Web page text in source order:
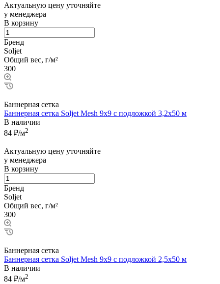
Актуальную цену уточняйте
у менеджера
В корзину
Бренд
Soljet
Общий вес, г/м²
300
Баннерная сетка
Баннерная сетка Soljet Mesh 9х9 с подложкой 3,2x50 м
В наличии
84 ₽/м2
Актуальную цену уточняйте
у менеджера
В корзину
Бренд
Soljet
Общий вес, г/м²
300
Баннерная сетка
Баннерная сетка Soljet Mesh 9х9 с подложкой 2,5x50 м
В наличии
84 ₽/м2